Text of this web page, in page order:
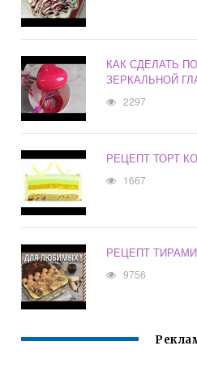
КАК СДЕЛАТЬ
ЗЕРКАЛЬНОЙ
2297
РЕЦЕПТ ТОРТ
1667
РЕЦЕПТ
9756